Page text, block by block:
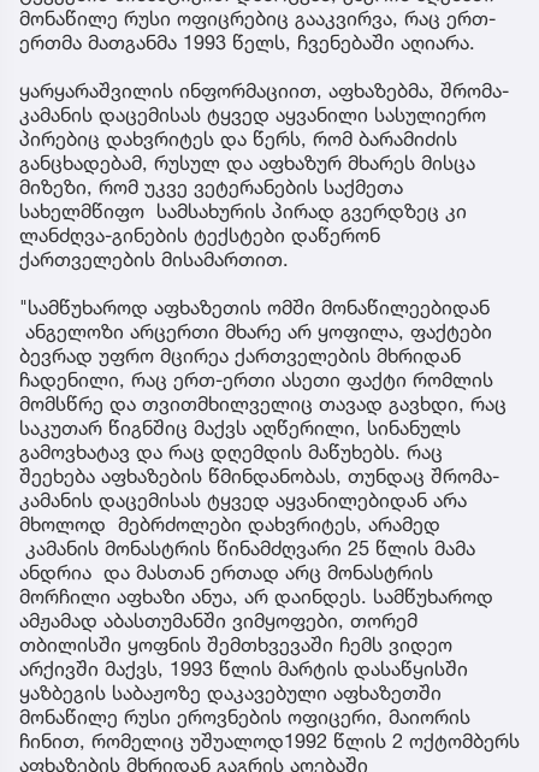
მონაწილე რუსი ოფიცრებიც გააკვირვა, რაც ერთ-
ერთმა მათგანმა 1993 წელს, ჩვენებაში აღიარა.
ყარყარაშვილის ინფორმაციით, აფხაზებმა, შრომა-
კამანის დაცემისას ტყვედ აყვანილი სასულიერო
პირებიც დახვრიტეს და წერს, რომ ბარამიძის
განცხადებამ, რუსულ და აფხაზურ მხარეს მისცა
მიზეზი, რომ უკვე ვეტერანების საქმეთა
სახელმწიფო სამსახურის პირად გვერდზეც კი
ლანძღვა-გინების ტექსტები დაწერონ
ქართველების მისამართით.
"სამწუხაროდ აფხაზეთის ომში მონაწილეებიდან
ანგელოზი არცერთი მხარე არ ყოფილა, ფაქტები
ბევრად უფრო მცირეა ქართველების მხრიდან
ჩადენილი, რაც ერთ-ერთი ასეთი ფაქტი რომლის
მომსწრე და თვითმხილველიც თავად გავხდი, რაც
საკუთარ წიგნშიც მაქვს აღწერილი, სინანულს
გამოვხატავ და რაც დღემდის მაწუხებს. რაც
შეეხება აფხაზების წმინდანობას, თუნდაც შრომა-
კამანის დაცემისას ტყვედ აყვანილებიდან არა
მხოლოდ მებრძოლები დახვრიტეს, არამედ
კამანის მონასტრის წინამძღვარი 25 წლის მამა
ანდრია და მასთან ერთად არც მონასტრის
მორჩილი აფხაზი ანუა, არ დაინდეს. სამწუხაროდ
ამჟამად აბასთუმანში ვიმყოფები, თორემ
თბილისში ყოფნის შემთხვევაში ჩემს ვიდეო
არქივში მაქვს, 1993 წლის მარტის დასაწყისში
ყაზბეგის საბაჟოზე დაკავებული აფხაზეთში
მონაწილე რუსი ეროვნების ოფიცერი, მაიორის
ჩინით, რომელიც უშუალოდ1992 წლის 2 ოქტომბერს
აფხაზების მხრიდან გაგრის აღებაში